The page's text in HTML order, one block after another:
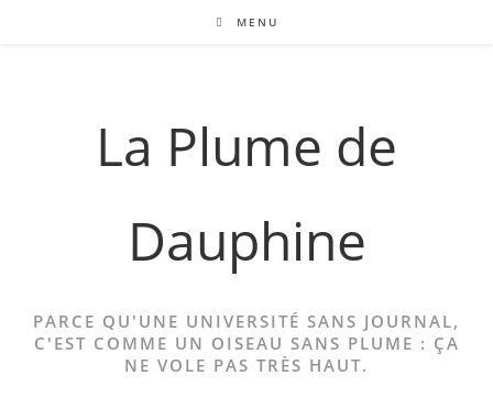
MENU
La Plume de
Dauphine
PARCE QU'UNE UNIVERSITÉ SANS JOURNAL,
C'EST COMME UN OISEAU SANS PLUME : ÇA
NE VOLE PAS TRÈS HAUT.